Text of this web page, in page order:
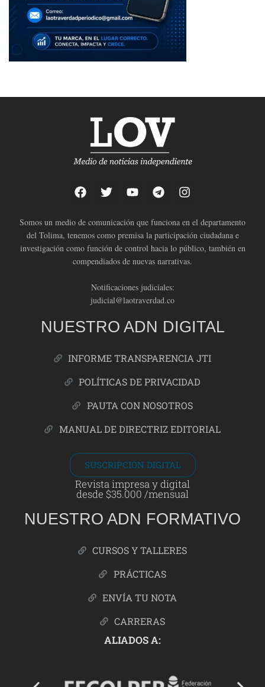
Somos un medio de comunicación que funciona en el departamento
del Tolima, tenemos como premisa la participación ciudadana e
investigación como función de control hacia lo público, también en
compendiados de nuevas narrativas.
Notificaciones judiciales:
judicial@laotraverdad.co
NUESTRO ADN DIGITAL
INFORME TRANSPARENCIA JTI
POLÍTICAS DE PRIVACIDAD
PAUTA CON NOSOTROS
MANUAL DE DIRECTRIZ EDITORIAL
SUSCRIPCIÓN DIGITAL
Revista impresa y digital
desde $35.000 /mensual
NUESTRO ADN FORMATIVO
CURSOS Y TALLERES
PRÁCTICAS
ENVÍA TU NOTA
CARRERAS
ALIADOS A: